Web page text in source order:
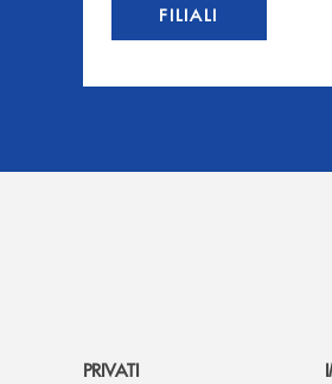
FILIALI
PRIVATI